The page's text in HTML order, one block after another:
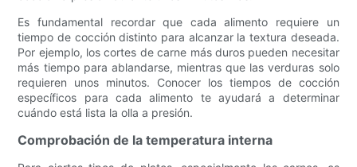
Es fundamental recordar que cada alimento requiere un
tiempo de cocción distinto para alcanzar la textura deseada.
Por ejemplo, los cortes de carne más duros pueden necesitar
más tiempo para ablandarse, mientras que las verduras solo
requieren unos minutos. Conocer los tiempos de cocción
específicos para cada alimento te ayudará a determinar
cuándo está lista la olla a presión.
Comprobación de la temperatura interna